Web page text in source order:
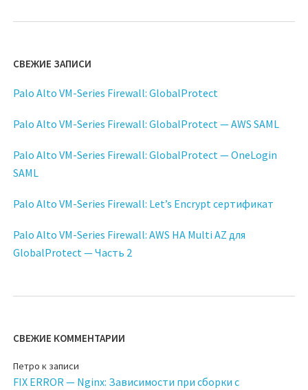
СВЕЖИЕ ЗАПИСИ
Palo Alto VM-Series Firewall: GlobalProtect
Palo Alto VM-Series Firewall: GlobalProtect — AWS SAML
Palo Alto VM-Series Firewall: GlobalProtect — OneLogin
SAML
Palo Alto VM-Series Firewall: Let’s Encrypt сертификат
Palo Alto VM-Series Firewall: AWS HA Multi AZ для
GlobalProtect — Часть 2
СВЕЖИЕ КОММЕНТАРИИ
Петро к записи
FIX ERROR — Nginx: Зависимости при сборки с